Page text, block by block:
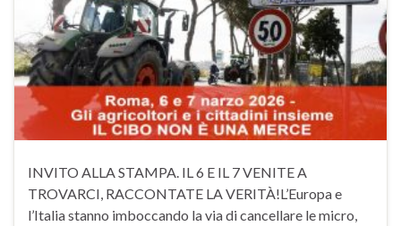
INVITO ALLA STAMPA. IL 6 E IL 7 VENITE A
TROVARCI, RACCONTATE LA VERITÀ!L’Europa e
l’Italia stanno imboccando la via di cancellare le micro,